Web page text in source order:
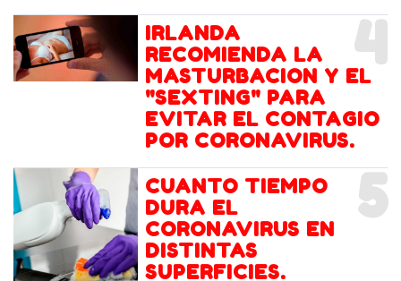
4
IRLANDA
RECOMIENDA LA
MASTURBACION Y EL
"SEXTING" PARA
EVITAR EL CONTAGIO
POR CORONAVIRUS.
5
CUANTO TIEMPO
DURA EL
CORONAVIRUS EN
DISTINTAS
SUPERFICIES.